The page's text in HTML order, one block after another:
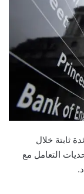
ثابتة خلال
التعامل مع